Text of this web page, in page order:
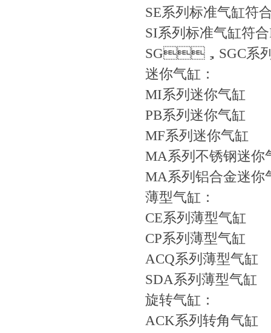
SE系列标准气缸符
SI系列标准气缸符
SG，SGC系列
迷你气缸：
MI系列迷你气缸
PB系列迷你气缸
MF系列迷你气缸
MA系列不锈钢迷你
MA系列铝合金迷你
薄型气缸：
CE系列薄型气缸
CP系列薄型气缸
ACQ系列薄型气缸
SDA系列薄型气缸
旋转气缸：
ACK系列转角气缸